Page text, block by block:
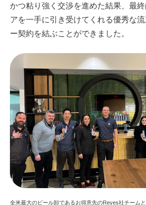
かつ粘り強く交渉を進めた結果、最
アを一手に引き受けてくれる優秀な
ー契約を結ぶことができました。
全米最大のビール卸であるお得意先のReyes社チーム